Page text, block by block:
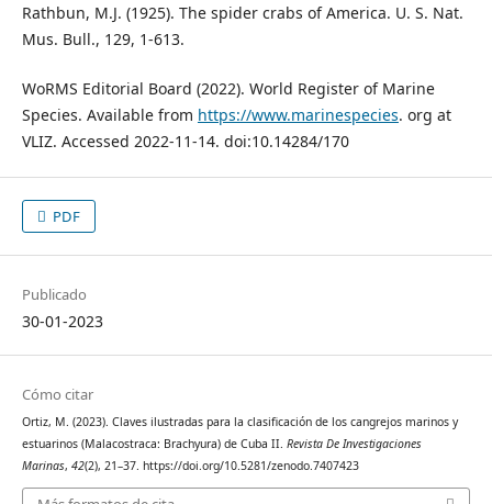
Rathbun, M.J. (1925). The spider crabs of America. U. S. Nat.
Mus. Bull., 129, 1-613.
WoRMS Editorial Board (2022). World Register of Marine
Species. Available from https://www.marinespecies. org at
VLIZ. Accessed 2022-11-14. doi:10.14284/170
PDF
Publicado
30-01-2023
Cómo citar
Ortiz, M. (2023). Claves ilustradas para la clasificación de los cangrejos marinos y
estuarinos (Malacostraca: Brachyura) de Cuba II. Revista De Investigaciones
Marinas, 42(2), 21–37. https://doi.org/10.5281/zenodo.7407423